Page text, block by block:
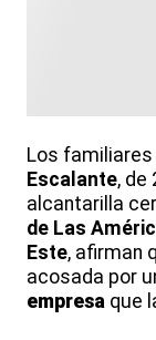
Los familiares
Escalante, de
alcantarilla
de Las
Este, afirman
acosada por
empresa que